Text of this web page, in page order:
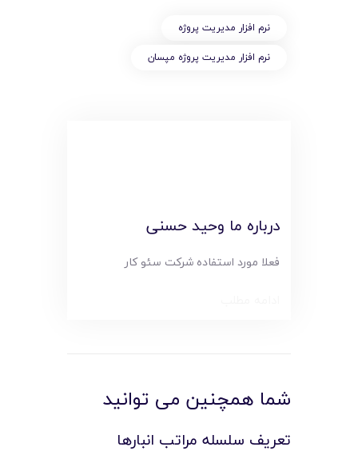
نرم افزار مديريت پروژه
نرم افزار مديريت پروژه مپسان
درباره ما وحید حسنی
فعلا مورد استفاده شرکت سئو کار
شما همچنین می توانید
تعريف سلسله مراتب انبارها